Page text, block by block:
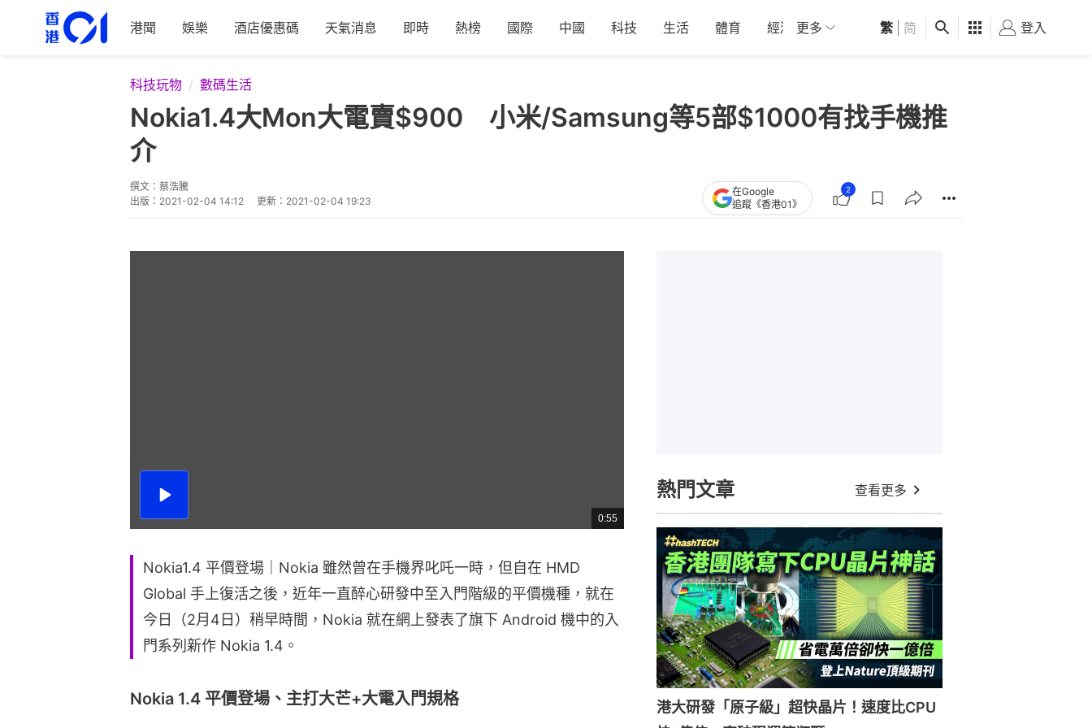
港聞 娛樂 酒店優惠碼 天氣消息 即時 熱榜 國際 中國 科技 生活 體育 經濟 01深圳 觀點 健康 好食玩飛
更多 繁 简 登入
科技玩物 數碼生活
Nokia1.4大Mon大電賣$900 小米/Samsung等5部$1000有找手機推
介
撰文： 蔡浩騰
出版： 2021-02-04 14:12 更新： 2021-02-04 19:23
在Google
追蹤《香港01》
2
播
總
共
0:55
Nokia1.4 平價登場｜Nokia 雖然曾在手機界叱吒一時，但自在 HMD
Global 手上復活之後，近年一直醉心研發中至入門階級的平價機種，就在
今日（2月4日）稍早時間，Nokia 就在網上發表了旗下 Android 機中的入
門系列新作 Nokia 1.4。
Nokia 1.4 平價登場、主打大芒+大電入門規格
熱門文章 查看更多
港大研發「原子級」超快晶片！速度比CPU